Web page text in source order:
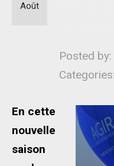
Posted
Categories:
Août
En cette
nouvelle
saison